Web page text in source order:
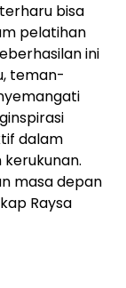
bisa
pelatihan
ini
teman-
dalam
masa depan
Raysa